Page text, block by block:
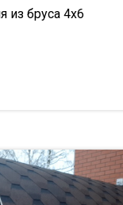
из бруса 4х6